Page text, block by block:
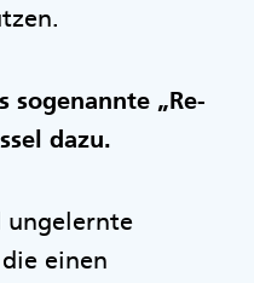
sogenannte „Re-
dazu.
ungelernte
einen